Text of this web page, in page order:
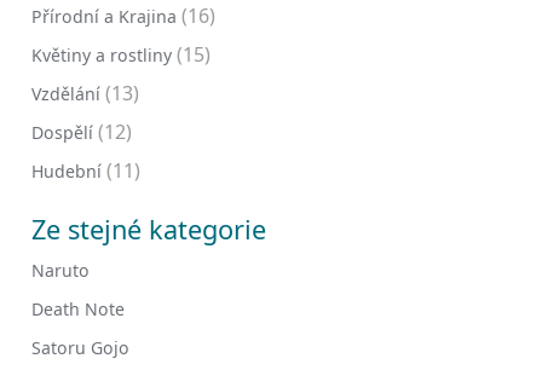
Přírodní a Krajina (16)
Květiny a rostliny (15)
Vzdělání (13)
Dospělí (12)
Hudební (11)
Ze stejné kategorie
Naruto
Death Note
Satoru Gojo